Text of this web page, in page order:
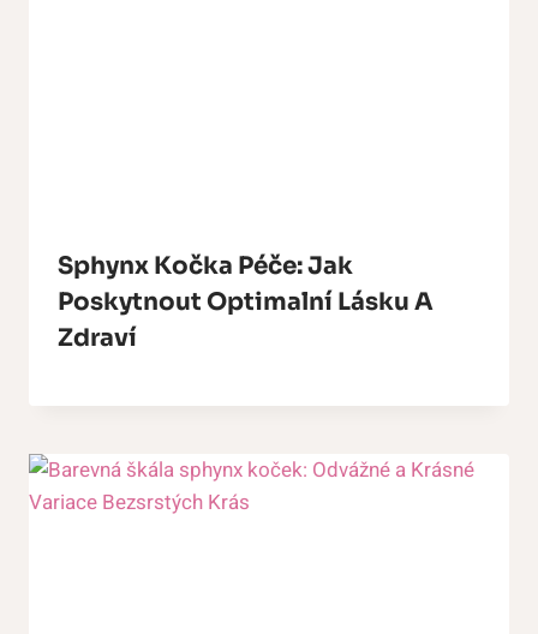
Sphynx Kočka Péče: Jak
Poskytnout Optimalní Lásku A
Zdraví